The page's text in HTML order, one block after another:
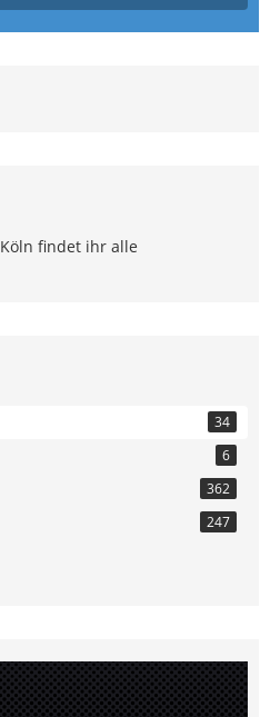
findet ihr alle
34
6
362
247